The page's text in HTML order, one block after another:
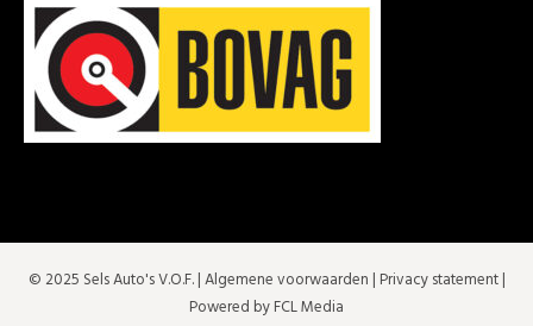
© 2025 Sels Auto's V.O.F. |Algemene voorwaarden | Privacy statement|
Powered by FCL Media